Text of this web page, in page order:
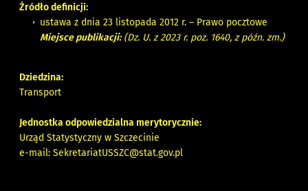
Źródło definicji:
ustawa z dnia 23 listopada 2012 r. – Prawo pocztowe
Miejsce publikacji:(Dz. U. z 2023 r. poz. 1640, z późn. zm.)
Dziedzina:
Transport
Jednostka odpowiedzialna merytorycznie:
Urząd Statystyczny w Szczecinie
e-mail:SekretariatUSSZC@stat.gov.pl